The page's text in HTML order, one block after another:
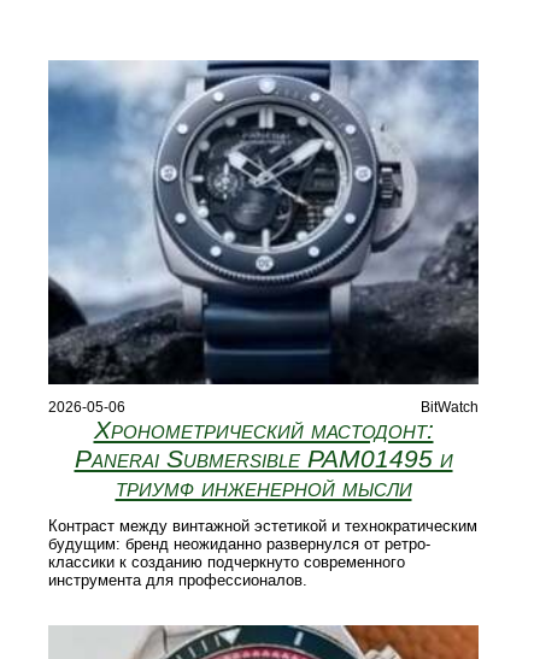
2026-05-06 BitWatch
Хронометрический мастодонт:
Panerai Submersible PAM01495 и
триумф инженерной мысли
Контраст между винтажной эстетикой и технократическим
будущим: бренд неожиданно развернулся от ретро-
классики к созданию подчеркнуто современного
инструмента для профессионалов.